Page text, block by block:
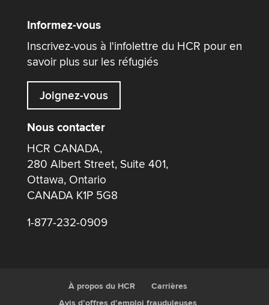
Informez-vous
Inscrivez-vous à l'infolettre du HCR pour en
savoir plus sur les réfugiés
Joignez-vous
Nous contacter
HCR CANADA,
280 Albert Street, Suite 401,
Ottawa, Ontario
CANADA K1P 5G8
1-877-232-0909
À propos du HCR
Carrières